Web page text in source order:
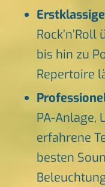
bis hin zu
Repertoire
PA-Anlage,
erfahrene
besten